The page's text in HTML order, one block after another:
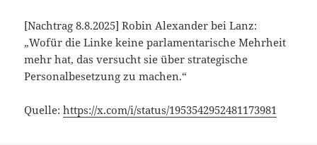
[Nachtrag 8.8.2025] Robin Alexander bei Lanz:
„Wofür die Linke keine parlamentarische Mehrheit
mehr hat, das versucht sie über strategische
Personalbesetzung zu machen.“
Quelle:https://x.com/i/status/1953542952481173981